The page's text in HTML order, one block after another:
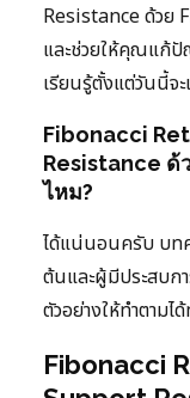
Resistance ด้วย
และช่วยให้คุณแก้ปั
เรียนรู้ตั้งแต่วันนี้จะ
Fibonacci
Resistance ด้
ไหม?
ได้แน่นอนครับ บทค
ต้นและผู้มีประสบ
ตัวอย่างให้ทำตามไ
Fibonacci